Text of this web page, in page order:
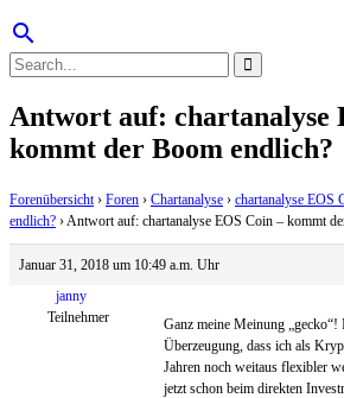
search
Antwort auf: chartanalyse
kommt der Boom endlich?
Forenübersicht › Foren › Chartanalyse › chartanalyse EOS
endlich? ›Antwort auf: chartanalyse EOS Coin – kommt
Januar 31, 2018 um 10:49 a.m. Uhr
janny
Teilnehmer
Ganz meine Meinung
Überzeugung, dass ich als
Jahren noch weitaus flexibler
jetzt schon beim direkten